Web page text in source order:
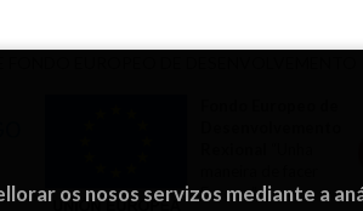
Europa”
os nosos servizos mediante a